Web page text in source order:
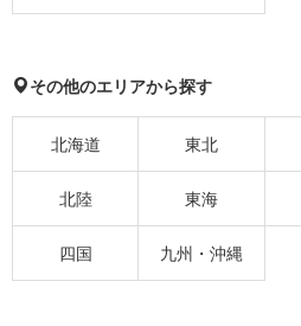
その他のエリアから探す
北海道 東北
北陸 東海
四国 九州・沖縄